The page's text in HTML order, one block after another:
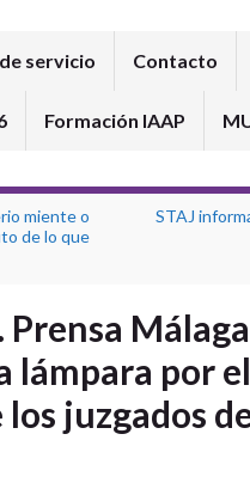
servicio Contacto
Formación IAAP
miente o
de lo que
STAJ
lámpara por
juzgados